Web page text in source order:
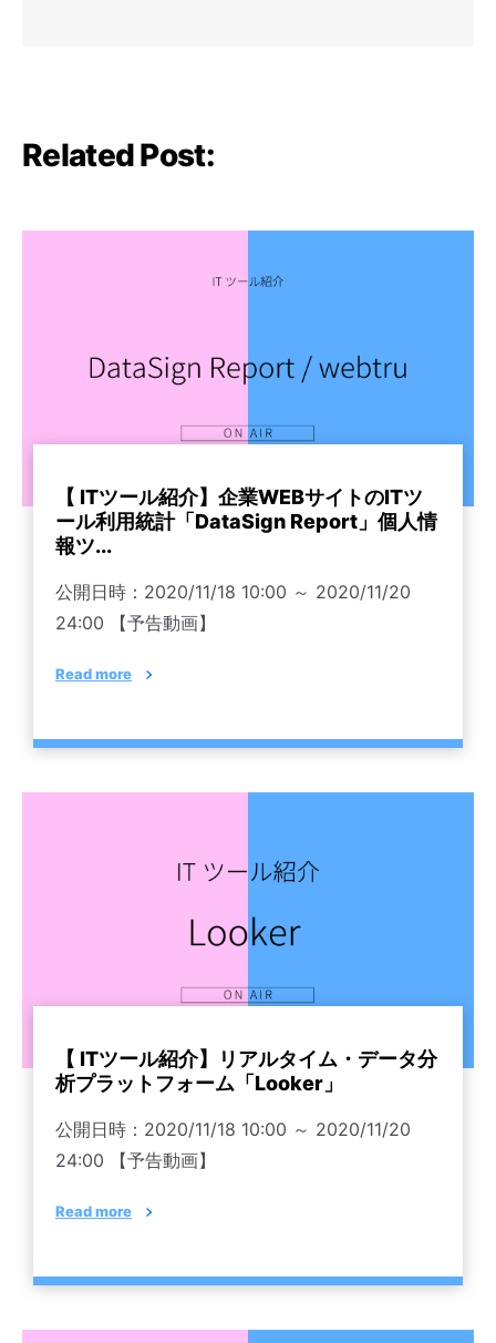
Related Post:
【 ITツール紹介】企業WEBサイトのITツ
ール利用統計「DataSign Report」個人情
報ツ...
公開日時：2020/11/18 10:00 ～ 2020/11/20
24:00 【予告動画】
Read more
【 ITツール紹介】リアルタイム・データ分
析プラットフォーム「Looker」
公開日時：2020/11/18 10:00 ～ 2020/11/20
24:00 【予告動画】
Read more